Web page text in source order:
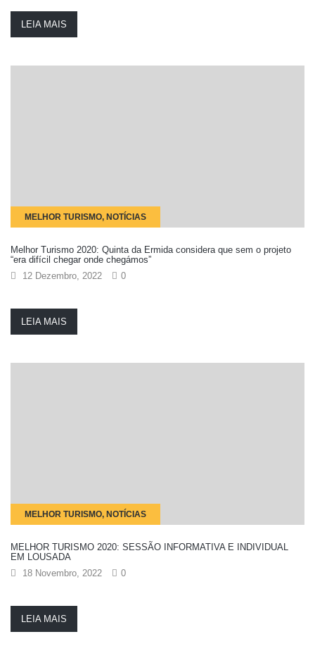
LEIA MAIS
MELHOR TURISMO, NOTÍCIAS
Melhor Turismo 2020: Quinta da Ermida considera que sem o projeto
“era difícil chegar onde chegámos”
12 Dezembro, 2022
0
LEIA MAIS
MELHOR TURISMO, NOTÍCIAS
MELHOR TURISMO 2020: SESSÃO INFORMATIVA E INDIVIDUAL
EM LOUSADA
18 Novembro, 2022
0
LEIA MAIS